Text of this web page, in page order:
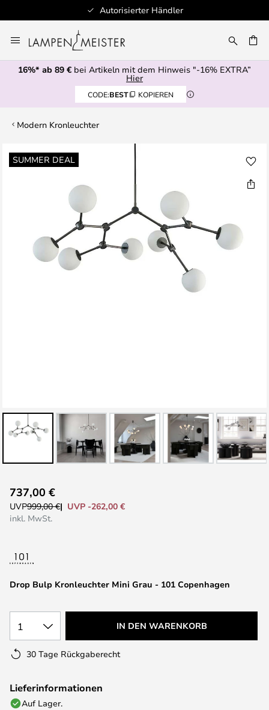
Autorisierter Händler
Inhalt
springen
16%* ab 89 € bei Artikeln mit dem Hinweis "-16% EXTRA”
Hier
CODE:BEST KOPIEREN
Modern Kronleuchter
SUMMER DEAL
Zum
Ende
Anfang
der
Drop Bulp Kronleuchter Mini Grau - 101 Copenhagen
737,00 €
UVP999,00 €
UVP -262,00 €
inkl. MwSt.
1 IN DEN WARENKORB
30 Tage Rückgaberecht
Lieferinformationen
Auf Lager.